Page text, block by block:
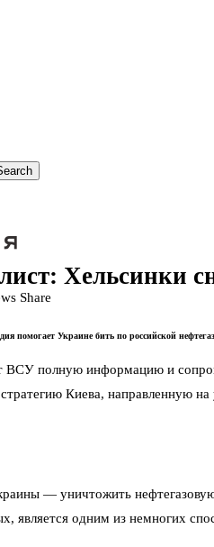
Хельсинки
Share
помогает Украине бить по российской
полную информацию и
Киева, направленную
— уничтожить
является одним из немногих